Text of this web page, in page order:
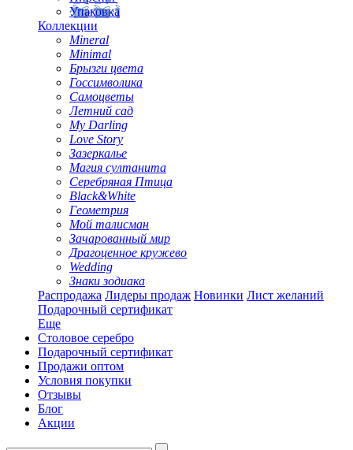
Упаковка
Коллекции
Mineral
Minimal
Брызги цвета
Госсимволика
Самоцветы
Летний сад
My Darling
Love Story
Зазеркалье
Магия султанита
Серебряная Птица
Black&White
Геометрия
Мой талисман
Зачарованный мир
Драгоценное кружево
Wedding
Знаки зодиака
Распродажа Лидеры продаж Новинки Лист желаний
Подарочный сертификат
Еще
Столовое серебро
Подарочный сертификат
Продажи оптом
Условия покупки
Отзывы
Блог
Акции